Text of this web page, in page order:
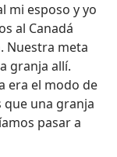
mi esposo y yo
al Canadá
Nuestra meta
granja allí.
era el modo de
que una granja
pasar a